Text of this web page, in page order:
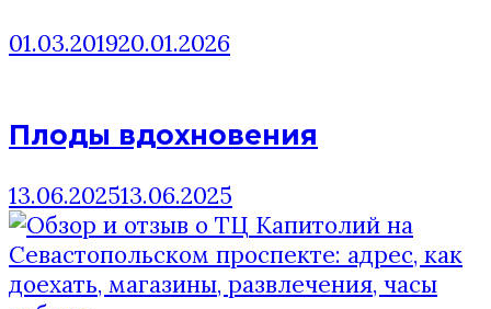
01.03.201920.01.2026
Плоды вдохновения
13.06.202513.06.2025